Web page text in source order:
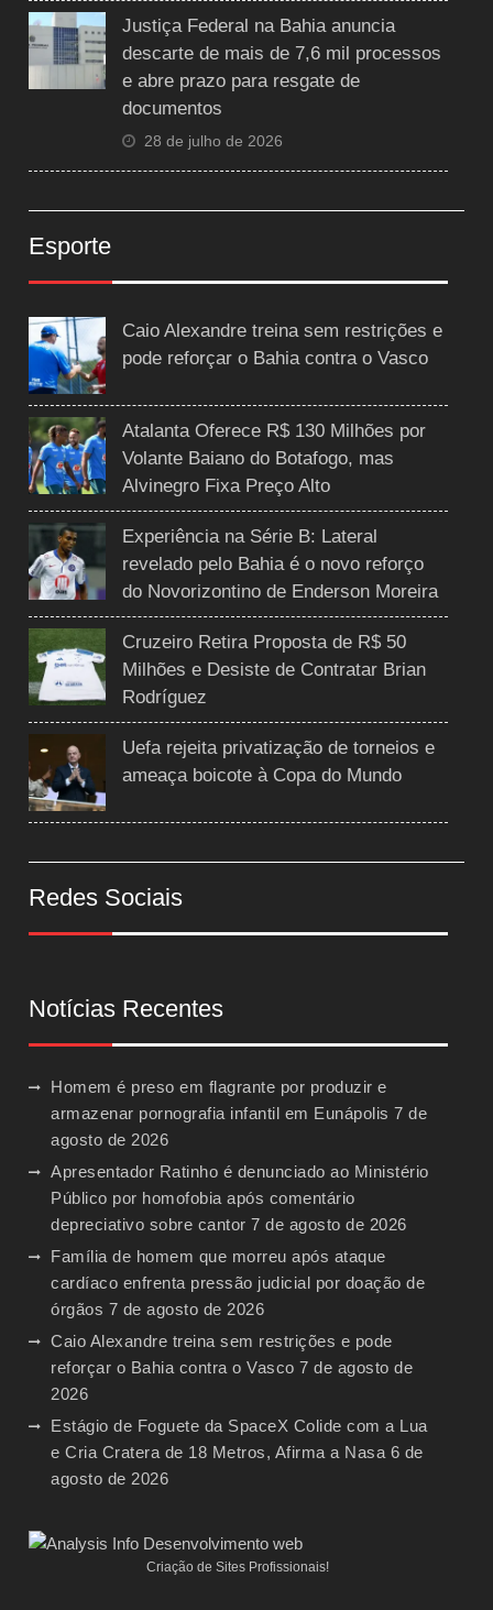
Justiça Federal na Bahia anuncia
descarte de mais de 7,6 mil processos
e abre prazo para resgate de
documentos
28 de julho de 2026
Esporte
Caio Alexandre treina sem restrições e
pode reforçar o Bahia contra o Vasco
Atalanta Oferece R$ 130 Milhões por
Volante Baiano do Botafogo, mas
Alvinegro Fixa Preço Alto
Experiência na Série B: Lateral
revelado pelo Bahia é o novo reforço
do Novorizontino de Enderson Moreira
Cruzeiro Retira Proposta de R$ 50
Milhões e Desiste de Contratar Brian
Rodríguez
Uefa rejeita privatização de torneios e
ameaça boicote à Copa do Mundo
Redes Sociais
Notícias Recentes
Homem é preso em flagrante por produzir e
armazenar pornografia infantil em Eunápolis 7 de
agosto de 2026
Apresentador Ratinho é denunciado ao Ministério
Público por homofobia após comentário
depreciativo sobre cantor 7 de agosto de 2026
Família de homem que morreu após ataque
cardíaco enfrenta pressão judicial por doação de
órgãos 7 de agosto de 2026
Caio Alexandre treina sem restrições e pode
reforçar o Bahia contra o Vasco 7 de agosto de
2026
Estágio de Foguete da SpaceX Colide com a Lua
e Cria Cratera de 18 Metros, Afirma a Nasa 6 de
agosto de 2026
Criação de Sites Profissionais!